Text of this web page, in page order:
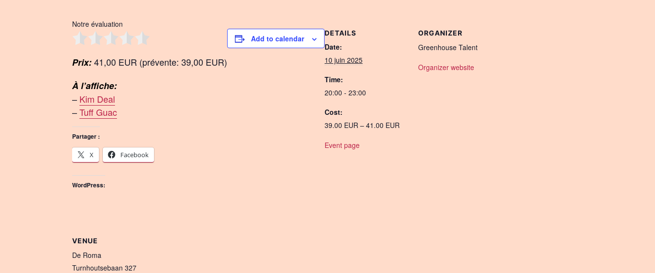
Notre évaluation
Prix:41,00 EUR (prévente: 39,00 EUR)
À l’affiche:
– Kim Deal
–Tuff Guac
Partager :
X Facebook
WordPress:
Add to calendar
DETAILS
Date:
10 juin 2025
Time:
20:00 - 23:00
Cost:
39.00 EUR – 41.00 EUR
Event page
ORGANIZER
Greenhouse Talent
Organizer website
VENUE
De Roma
Turnhoutsebaan 327